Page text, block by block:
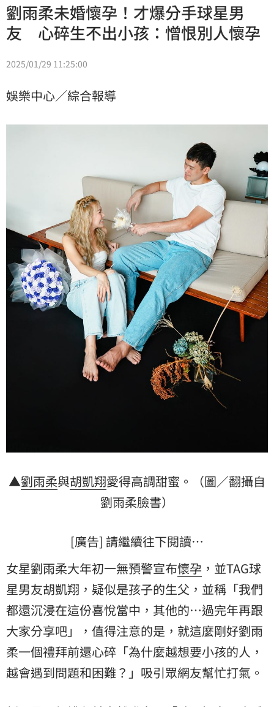
劉雨柔未婚懷孕！才爆分手球星男
友 心碎生不出小孩：憎恨別人懷孕
2025/01/29 11:25:00
娛樂中心／綜合報導
▲劉雨柔與胡凱翔愛得高調甜蜜。（圖／翻攝自
劉雨柔臉書）
[廣告] 請繼續往下閱讀…
女星劉雨柔大年初一無預警宣布懷孕 ，並TAG球
星男友胡凱翔，疑似是孩子的生父，並稱「我們
都還沉浸在這份喜悅當中，其他的⋯過完年再跟
大家分享吧」，值得注意的是，就這麼剛好劉雨
柔一個禮拜前還心碎「為什麼越想要小孩的人，
越會遇到問題和困難？」吸引眾網友幫忙打氣。